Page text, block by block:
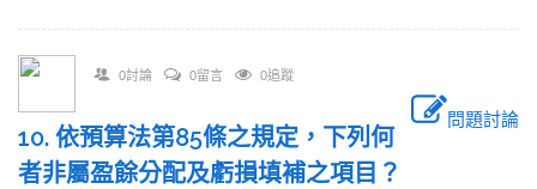
0討論 0留言 0追蹤
問題討論
10. 依預算法第85條之規定，下列何
者非屬盈餘分配及虧損填補之項目？